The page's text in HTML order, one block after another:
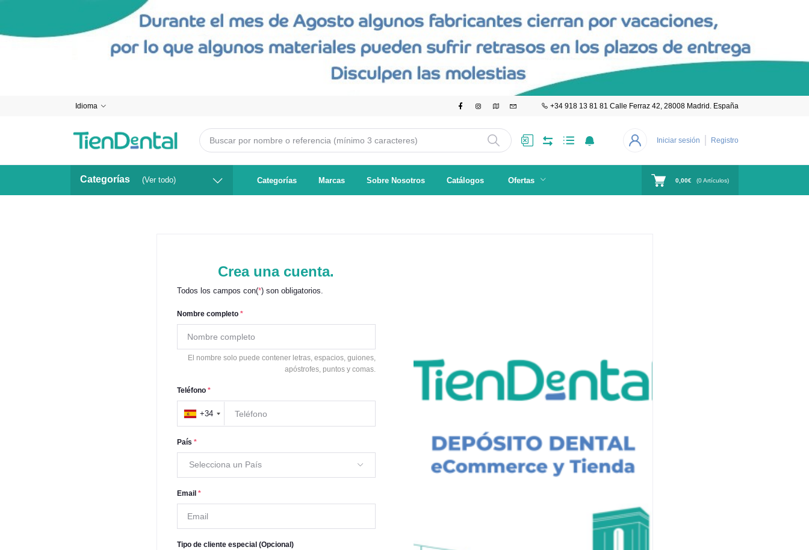
Idioma +34 918 13 81 81 Calle Ferraz 42, 28008 Madrid. España
Iniciar sesión Registro
Categorías (Ver todo) Categorías Marcas Sobre Nosotros Catálogos Ofertas 0,00€ (0Artículos)
Crea una cuenta.
Todos los campos con(*) son obligatorios.
Nombre completo *
El nombre solo puede contener letras, espacios, guiones,
apóstrofes, puntos y comas.
Teléfono *
+34
País *
Selecciona un País
Email *
Tipo de cliente especial (Opcional)